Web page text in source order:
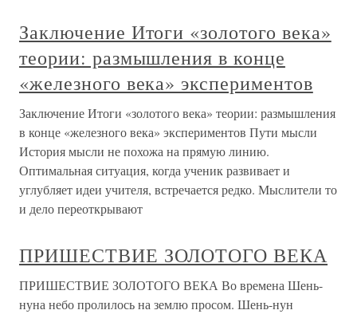
Заключение Итоги «золотого века»
теории: размышления в конце
«железного века» экспериментов
Заключение Итоги «золотого века» теории: размышления
в конце «железного века» экспериментов Пути мысли
История мысли не похожа на прямую линию.
Оптимальная ситуация, когда ученик развивает и
углубляет идеи учителя, встречается редко. Мыслители то
и дело переоткрывают
ПРИШЕСТВИЕ ЗОЛОТОГО ВЕКА
ПРИШЕСТВИЕ ЗОЛОТОГО ВЕКА Во времена Шень-
нуна небо пролилось на землю просом. Шень-нун